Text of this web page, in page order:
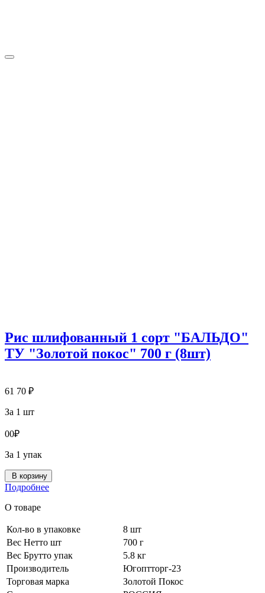
Рис шлифованный 1 сорт "БАЛЬДО"
ТУ "Золотой покос" 700 г (8шт)
61 70 ₽
За 1 шт
00₽
За 1 упак
В корзину
Подробнее
О товаре
Кол-во в упаковке
8 шт
Вес Нетто шт
700 г
Вес Брутто упак
5.8 кг
Производитель
Югоптторг-23
Торговая марка
Золотой Покос